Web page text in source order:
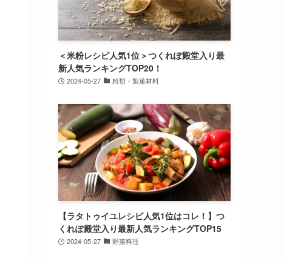
＜米粉レシピ人気1位＞つくれぽ殿堂入り最
新人気ランキングTOP20！
2024-05-27 粉類・製菓材料
【ラタトゥイユレシピ人気1位はコレ！】つ
くれぽ殿堂入り最新人気ランキングTOP15
2024-05-27 野菜料理